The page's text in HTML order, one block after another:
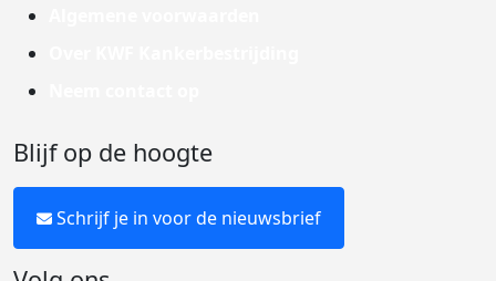
Blijf op de hoogte
Schrijf je in voor de nieuwsbrief